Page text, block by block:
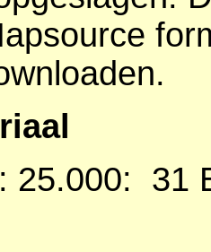
25.000: 31